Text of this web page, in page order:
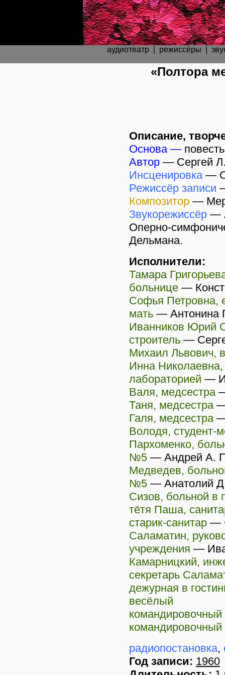
аудиотеатр режиссёры
«Полтора
Описание,
Основа — повесть
Автор — Сергей
Инсценировка—
Режиссёр записи
Композитор —
Звукорежиссёр —
Оперно-
Дельмана.
Исполнители:
Тамара
больнице —
Софья Петровна,
мать — Антонина
Иванников Юрий
строитель —
Михаил Львович,
Инна Николаевна,
лабораторией —
Валя, медсестра
Таня, медсестра
Галя, медсестра
Володя, студент-
Пархоменко,
№5 — Андрей А.
Медведев,
№5 — Анатолий
Сизов, больной в
тётя Паша,
старик-санитар —
Саламатин,
учреждения —
Камарницкий,
секретарь
дежурная в
весёлый
командировочный
командировочный
радиопостановка,
Год записи: 1960